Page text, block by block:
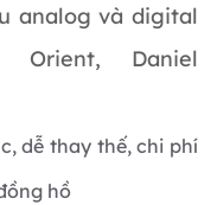
analog và digital
Daniel
dễ thay thế, chi phí
hồ